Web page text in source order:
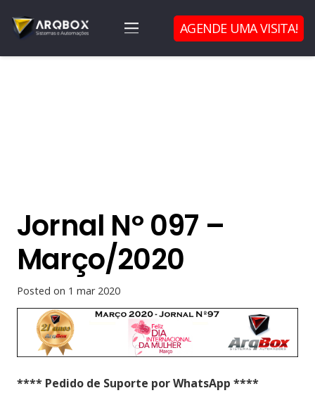
AGENDE UMA VISITA!
Jornal Nº 097 –
Março/2020
Posted on 1 mar 2020
**** Pedido de Suporte por WhatsApp ****